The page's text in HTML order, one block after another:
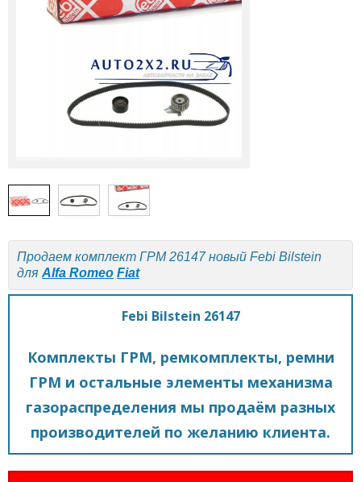
Продаем комплект ГРМ 26147 новый Febi Bilstein
для Alfa Romeo Fiat
Febi Bilstein 26147
Комплекты ГРМ, ремкомплекты, ремни
ГРМ и остальные элементы механизма
газораспределения мы продаём разных
производителей по желанию клиента.